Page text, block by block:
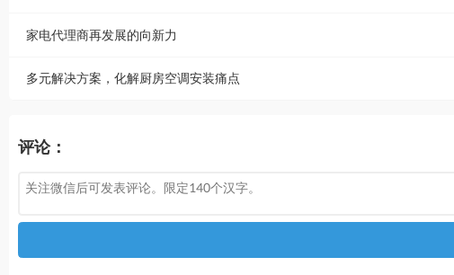
家电代理商再发展的向新力
多元解决方案，化解厨房空调安装痛点
评论：